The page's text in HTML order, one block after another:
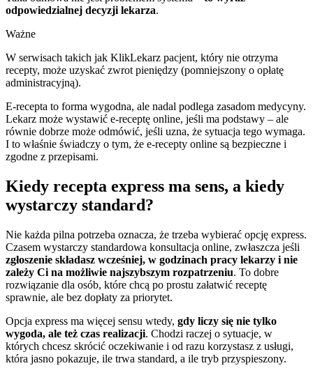
odpowiedzialnej decyzji lekarza.
Ważne
W serwisach takich jak KlikLekarz pacjent, który nie otrzyma
recepty, może uzyskać zwrot pieniędzy (pomniejszony o opłatę
administracyjną).
E-recepta to forma wygodna, ale nadal podlega zasadom medycyny.
Lekarz może wystawić e-receptę online, jeśli ma podstawy – ale
równie dobrze może odmówić, jeśli uzna, że sytuacja tego wymaga.
I to właśnie świadczy o tym, że e-recepty online są bezpieczne i
zgodne z przepisami.
Kiedy recepta express ma sens, a kiedy
wystarczy standard?
Nie każda pilna potrzeba oznacza, że trzeba wybierać opcję express.
Czasem wystarczy standardowa konsultacja online, zwłaszcza jeśli
zgłoszenie składasz wcześniej, w godzinach pracy lekarzy i nie
zależy Ci na możliwie najszybszym rozpatrzeniu. To dobre
rozwiązanie dla osób, które chcą po prostu załatwić receptę
sprawnie, ale bez dopłaty za priorytet.
Opcja express ma więcej sensu wtedy, gdy liczy się nie tylko
wygoda, ale też czas realizacji. Chodzi raczej o sytuacje, w
których chcesz skrócić oczekiwanie i od razu korzystasz z usługi,
która jasno pokazuje, ile trwa standard, a ile tryb przyspieszony.